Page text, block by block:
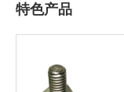
特色产品